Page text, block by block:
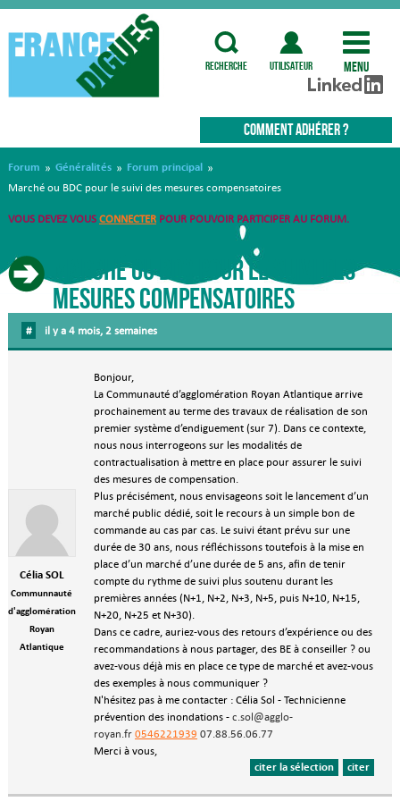
recherche utilisateur Menu
COMMENT ADHÉRER ?
Forum » Généralités » Forum principal »
Marché ou BDC pour le suivi des mesures compensatoires
VOUS DEVEZ VOUS CONNECTERPOUR POUVOIR PARTICIPER AU FORUM.
Marché ou BDC pour le suivi des
mesures compensatoires
# il y a 4 mois, 2 semaines
Célia SOL
Communnauté
d'agglomération
Royan
Atlantique
Bonjour,
La Communauté d’agglomération Royan Atlantique arrive
prochainement au terme des travaux de réalisation de son
premier système d’endiguement (sur 7). Dans ce contexte,
nous nous interrogeons sur les modalités de
contractualisation à mettre en place pour assurer le suivi
des mesures de compensation.
Plus précisément, nous envisageons soit le lancement d’un
marché public dédié, soit le recours à un simple bon de
commande au cas par cas. Le suivi étant prévu sur une
durée de 30 ans, nous réfléchissons toutefois à la mise en
place d’un marché d’une durée de 5 ans, afin de tenir
compte du rythme de suivi plus soutenu durant les
premières années (N+1, N+2, N+3, N+5, puis N+10, N+15,
N+20, N+25 et N+30).
Dans ce cadre, auriez-vous des retours d’expérience ou des
recommandations à nous partager, des BE à conseiller ? ou
avez-vous déjà mis en place ce type de marché et avez-vous
des exemples à nous communiquer ?
N'hésitez pas à me contacter : Célia Sol - Technicienne
prévention des inondations -c.sol@agglo-
royan.fr0546221939 07.88.56.06.77
Merci à vous,
citer
citer la sélection